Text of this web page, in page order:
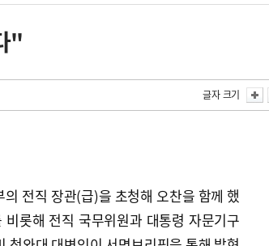
"
글자 크기
전직 장관(급)을 초청해 오찬을 함께 했
롯해 전직 국무위원과 대통령 자문기구